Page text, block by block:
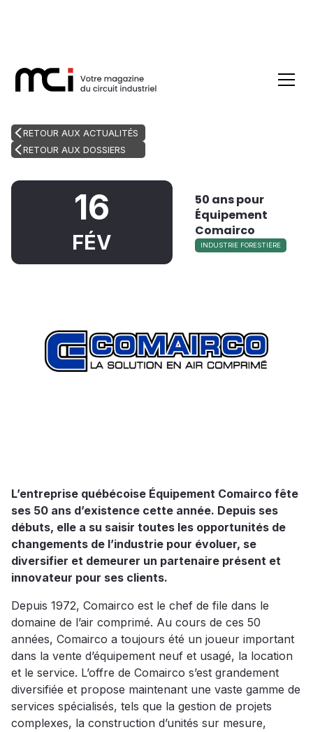
RETOUR AUX ACTUALITÉS
RETOUR AUX DOSSIERS
16
FÉV
50 ans pour
Équipement
Comairco
INDUSTRIE FORESTIÈRE
L’entreprise québécoise Équipement Comairco fête
ses 50 ans d’existence cette année. Depuis ses
débuts, elle a su saisir toutes les opportunités de
changements de l’industrie pour évoluer, se
diversifier et demeurer un partenaire présent et
innovateur pour ses clients.
Depuis 1972, Comairco est le chef de file dans le
domaine de l’air comprimé. Au cours de ces 50
années, Comairco a toujours été un joueur important
dans la vente d’équipement neuf et usagé, la location
et le service. L’offre de Comairco s’est grandement
diversifiée et propose maintenant une vaste gamme de
services spécialisés, tels que la gestion de projets
complexes, la construction d’unités sur mesure,